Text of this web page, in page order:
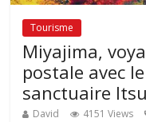
Tourisme
Miyajima,
postale avec
sanctuaire
David 4151 Views